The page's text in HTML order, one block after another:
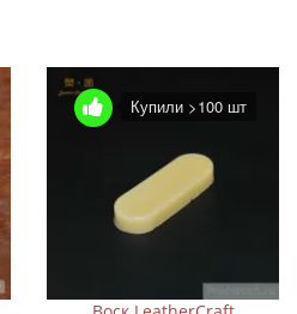
Купили >100 шт